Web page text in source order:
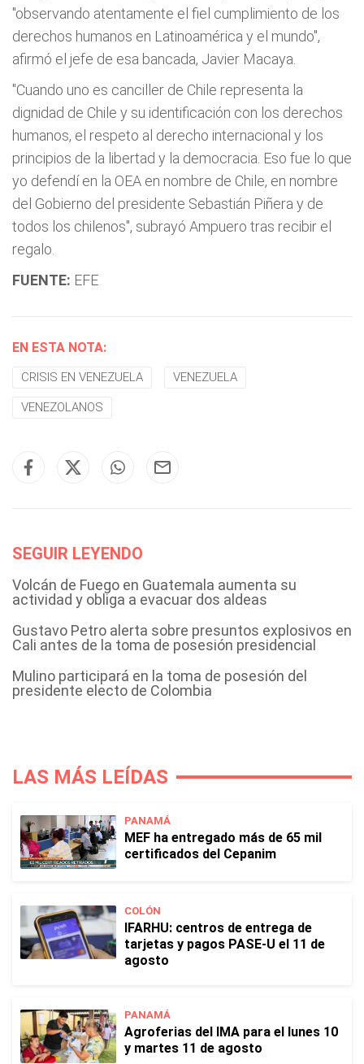
"observando atentamente el fiel cumplimiento de los
derechos humanos en Latinoamérica y el mundo",
afirmó el jefe de esa bancada, Javier Macaya.
"Cuando uno es canciller de Chile representa la
dignidad de Chile y su identificación con los derechos
humanos, el respeto al derecho internacional y los
principios de la libertad y la democracia. Eso fue lo que
yo defendí en la OEA en nombre de Chile, en nombre
del Gobierno del presidente Sebastián Piñera y de
todos los chilenos", subrayó Ampuero tras recibir el
regalo.
FUENTE: EFE
EN ESTA NOTA:
CRISIS EN VENEZUELA VENEZUELA
VENEZOLANOS
SEGUIR LEYENDO
Volcán de Fuego en Guatemala aumenta su
actividad y obliga a evacuar dos aldeas
Gustavo Petro alerta sobre presuntos explosivos en
Cali antes de la toma de posesión presidencial
Mulino participará en la toma de posesión del
presidente electo de Colombia
LAS MÁS LEÍDAS
PANAMÁ
MEF ha entregado más de 65 mil
certificados del Cepanim
COLÓN
IFARHU: centros de entrega de
tarjetas y pagos PASE-U el 11 de
agosto
PANAMÁ
Agroferias del IMA para el lunes 10
y martes 11 de agosto